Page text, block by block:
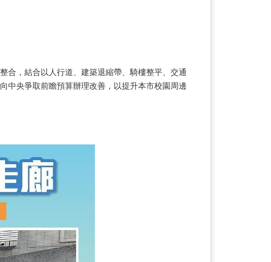
合，結合以人行道、建築退縮帶、騎樓整平、交通
中央爭取前瞻預算辦理改善，以提升本市校園周邊